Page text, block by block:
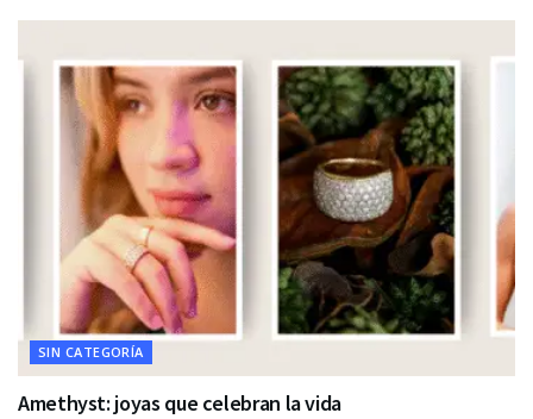
SIN CATEGORÍA
Amethyst: joyas que celebran la vida